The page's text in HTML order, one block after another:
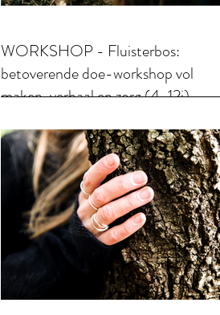
WORKSHOP - Fluisterbos:
betoverende doe-workshop vol
maken, verhaal en zorg (4-12j)